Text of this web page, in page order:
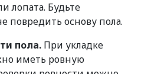
лопата. Будьте
повредить основу пола.
пола. При укладке
иметь ровную